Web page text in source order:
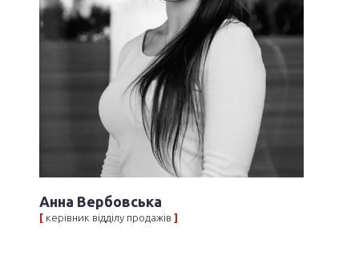
Анна Вербовська
[ керівник відділу продажів ]